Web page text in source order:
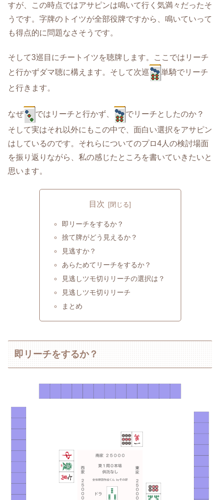
すが、この時点ではアサピンは鳴いて行く気満々だったそ
うです。字牌のトイツが全部役牌ですから、鳴いていって
も得点的に問題なさそうです。
そして3巡目にチートイツを聴牌します。ここではリーチ
と行かずダマ聴に構えます。そして次巡
単騎でリーチ
と行きます。
なぜ ではリーチと行かず、
でリーチとしたのか？
そして実はそれ以外にもこの中で、面白い選択をアサピン
はしているのです。それらについてのプロ4人の検討場面
を振り返りながら、私の感じたところを書いていきたいと
思います。
目次
即リーチをするか？
捨て牌がどう見えるか？
見逃すか？
あらためてリーチをするか？
見逃しツモ切りリーチの選択は？
見逃しツモ切りリーチ
まとめ
即リーチをするか？